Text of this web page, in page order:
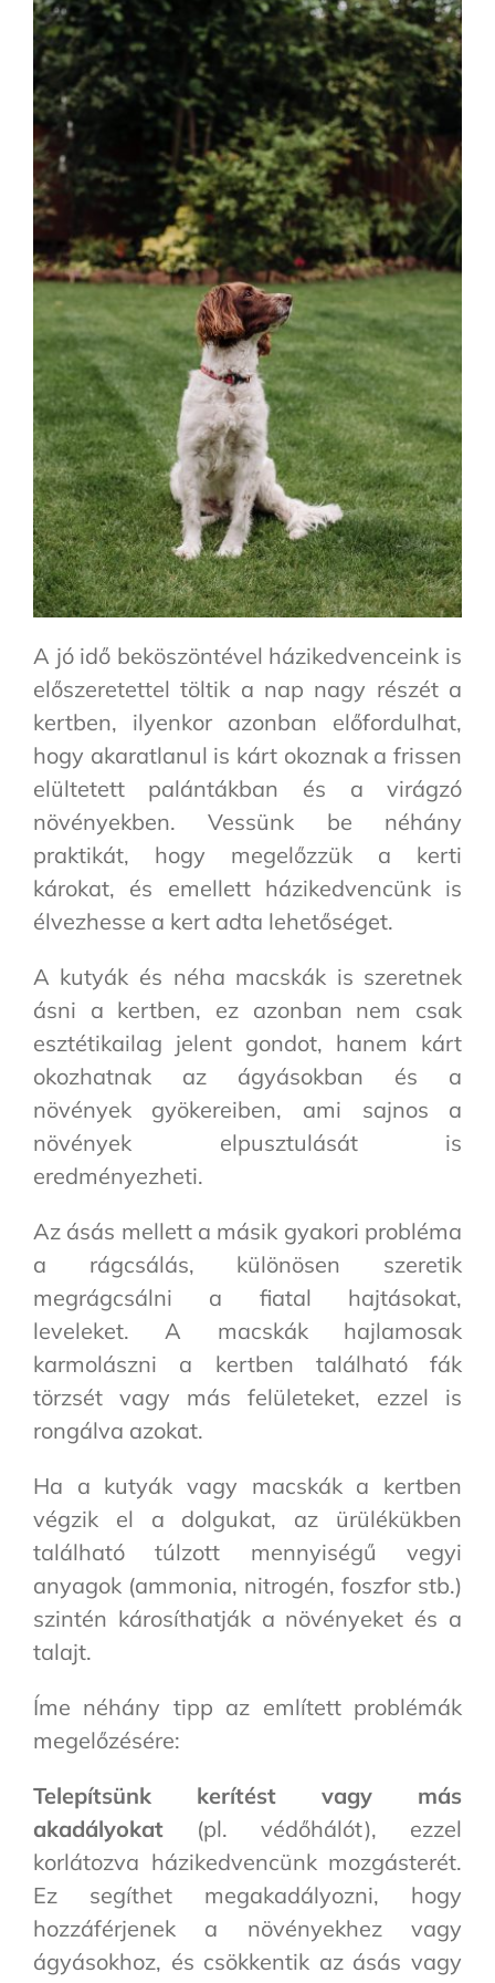
Kapcsolat
A jó idő beköszöntével házikedvenceink is
előszeretettel töltik a nap nagy részét a
kertben, ilyenkor azonban előfordulhat,
hogy akaratlanul is kárt okoznak a frissen
elültetett palántákban és a virágzó
növényekben. Vessünk be néhány
praktikát, hogy megelőzzük a kerti
károkat, és emellett házikedvencünk is
élvezhesse a kert adta lehetőséget.
A kutyák és néha macskák is szeretnek
ásni a kertben, ez azonban nem csak
esztétikailag jelent gondot, hanem kárt
okozhatnak az ágyásokban és a
növények gyökereiben, ami sajnos a
növények elpusztulását is
eredményezheti.
Az ásás mellett a másik gyakori probléma
a rágcsálás, különösen szeretik
megrágcsálni a fiatal hajtásokat,
leveleket. A macskák hajlamosak
karmolászni a kertben található fák
törzsét vagy más felületeket, ezzel is
rongálva azokat.
Ha a kutyák vagy macskák a kertben
végzik el a dolgukat, az ürülékükben
található túlzott mennyiségű vegyi
anyagok (ammonia, nitrogén, foszfor stb.)
szintén károsíthatják a növényeket és a
talajt.
Íme néhány tipp az említett problémák
megelőzésére:
Telepítsünk kerítést vagy más
akadályokat (pl. védőhálót), ezzel
korlátozva házikedvencünk mozgásterét.
Ez segíthet megakadályozni, hogy
hozzáférjenek a növényekhez vagy
ágyásokhoz, és csökkentik az ásás vagy